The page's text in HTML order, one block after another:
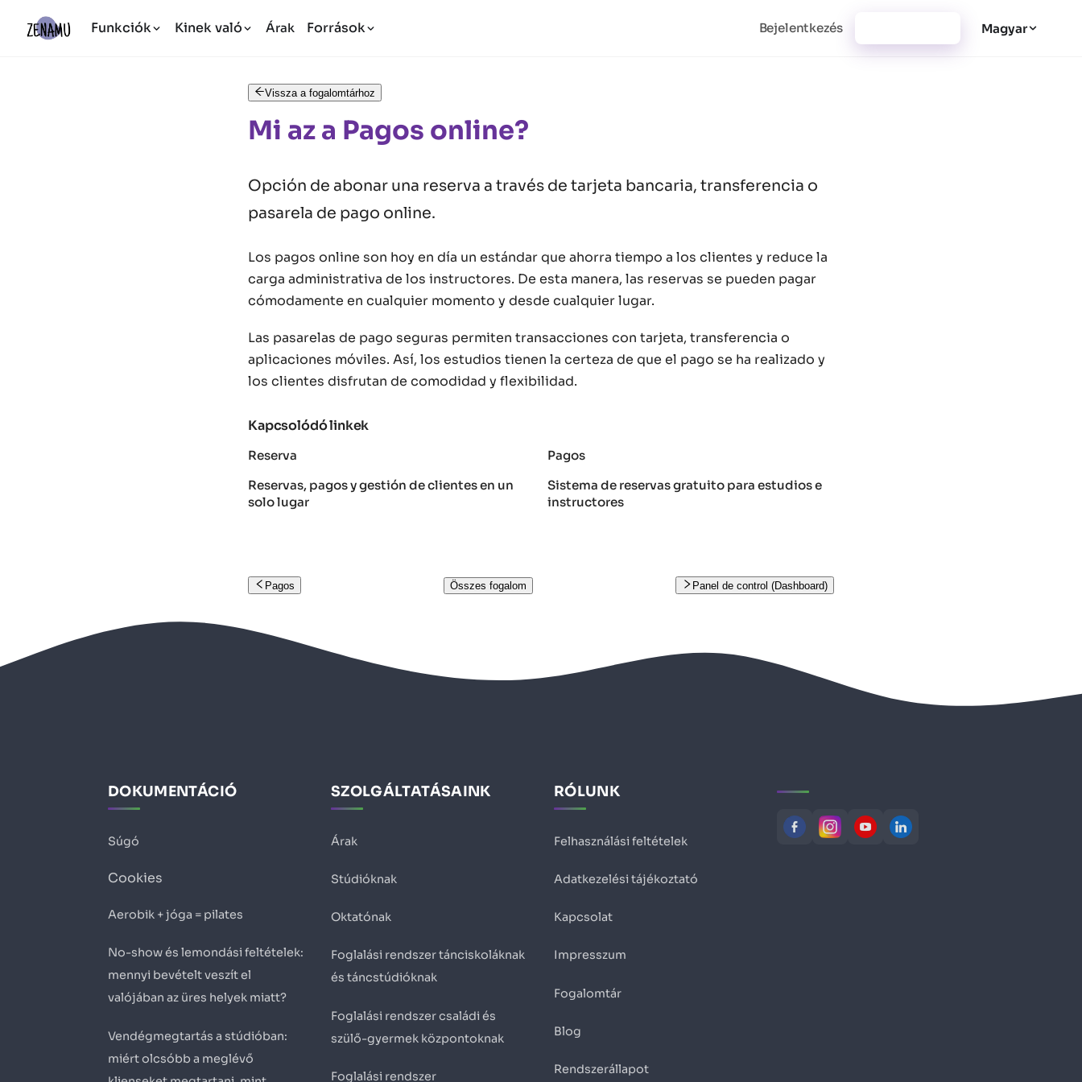
Funkciók Kinek való Árak Források Bejelentkezés Magyar
Vissza a fogalomtárhoz
Mi az a Pagos online?
Opción de abonar una reserva a través de tarjeta bancaria, transferencia o
pasarela de pago online.
Los pagos online son hoy en día un estándar que ahorra tiempo a los clientes y reduce la
carga administrativa de los instructores. De esta manera, las reservas se pueden pagar
cómodamente en cualquier momento y desde cualquier lugar.
Las pasarelas de pago seguras permiten transacciones con tarjeta, transferencia o
aplicaciones móviles. Así, los estudios tienen la certeza de que el pago se ha realizado y
los clientes disfrutan de comodidad y flexibilidad.
Kapcsolódó linkek
Reserva
Pagos
Reservas, pagos y gestión de clientes en un
solo lugar
Sistema de reservas gratuito para estudios e
instructores
Pagos Összes fogalom Panel de control (Dashboard)
DOKUMENTÁCIÓ
Súgó
Cookies
Aerobik + jóga = pilates
No-show és lemondási feltételek:
mennyi bevételt veszít el
valójában az üres helyek miatt?
Vendégmegtartás a stúdióban:
miért olcsóbb a meglévő
SZOLGÁLTATÁSAINK
Árak
Stúdióknak
Oktatónak
Foglalási rendszer tánciskoláknak
és táncstúdióknak
Foglalási rendszer családi és
szülő-gyermek központoknak
Foglalási rendszer
RÓLUNK
Felhasználási feltételek
Adatkezelési tájékoztató
Kapcsolat
Impresszum
Fogalomtár
Blog
Rendszerállapot